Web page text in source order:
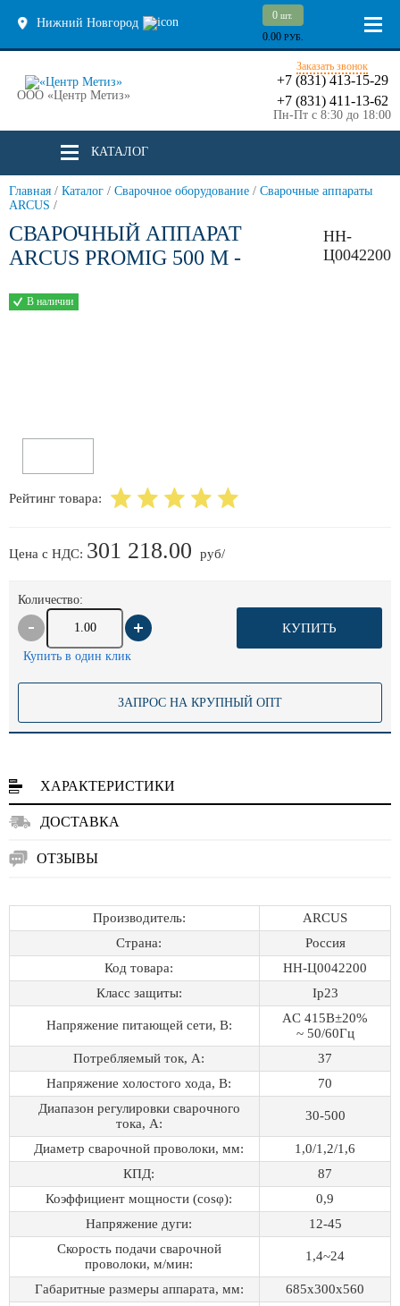
Нижний Новгород
0 шт.
0.00 РУБ.
ООО «Центр Метиз»
Заказать звонок
+7 (831) 413-15-29
+7 (831) 411-13-62
Пн-Пт с 8:30 до 18:00
КАТАЛОГ
Главная / Каталог / Сварочное оборудование / Сварочные аппараты
ARCUS /
СВАРОЧНЫЙ АППАРАТ
ARCUS PROMIG 500 M -
НН-
Ц0042200
В наличии
Рейтинг товара:
Цена с НДС: 301 218.00 руб/
Количество:
КУПИТЬ
Купить в один клик
ЗАПРОС НА КРУПНЫЙ ОПТ
ХАРАКТЕРИСТИКИ
ДОСТАВКА
ОТЗЫВЫ
Производитель:
ARCUS
Страна:
Россия
Код товара:
НН-Ц0042200
Класс защиты:
Ip23
Напряжение питающей сети, В:
AC 415В±20%
~ 50/60Гц
Потребляемый ток, А:
37
Напряжение холостого хода, В:
70
Диапазон регулировки сварочного
тока, А:
30-500
Диаметр сварочной проволоки, мм:
1,0/1,2/1,6
КПД:
87
Коэффициент мощности (cosφ):
0,9
Напряжение дуги:
12-45
Скорость подачи сварочной
проволоки, м/мин:
1,4~24
Габаритные размеры аппарата, мм:
685х300х560